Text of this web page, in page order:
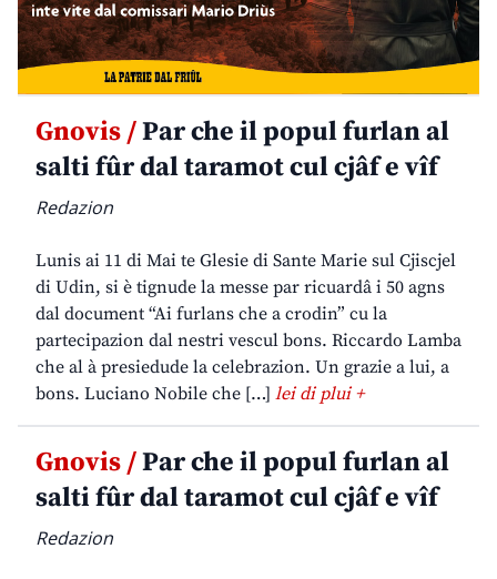
Gnovis /Par che il popul furlan al
salti fûr dal taramot cul cjâf e vîf
Redazion
Lunis ai 11 di Mai te Glesie di Sante Marie sul Cjiscjel
di Udin, si è tignude la messe par ricuardâ i 50 agns
dal document “Ai furlans che a crodin” cu la
partecipazion dal nestri vescul bons. Riccardo Lamba
che al à presiedude la celebrazion. Un grazie a lui, a
bons. Luciano Nobile che […] lei di plui +
Gnovis /Par che il popul furlan al
salti fûr dal taramot cul cjâf e vîf
Redazion